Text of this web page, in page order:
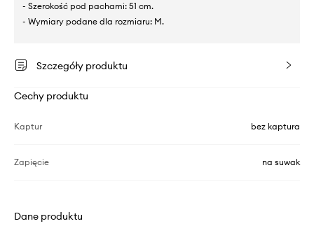
- Szerokość pod pachami: 51 cm.
- Wymiary podane dla rozmiaru: M.
Szczegóły produktu
Cechy produktu
Kaptur bez kaptura
Zapięcie na suwak
Dane produktu